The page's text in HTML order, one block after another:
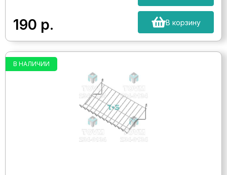
190 р. В корзину
В НАЛИЧИИ